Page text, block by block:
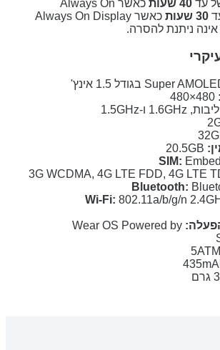
עד 40 שעות
כאשר Always On
30 שעות
כאשר Always On Display
ניתנת להסרה.
SIM:
Bluetooth:
Wi-Fi: 802.11a/b/g/n
Wear OS Powered by